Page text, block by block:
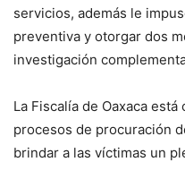
servicios, además le
preventiva y otorgar dos
investigación
La Fiscalía de Oaxaca
procesos de procuración
brindar a las víctimas un